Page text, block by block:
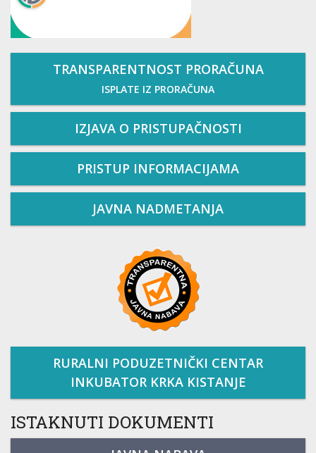
TRANSPARENTNOST PRORAČUNA
ISPLATE IZ PRORAČUNA
IZJAVA O PRISTUPAČNOSTI
PRISTUP INFORMACIJAMA
JAVNA NADMETANJA
RURALNI PODUZETNIČKI CENTAR
INKUBATOR KRKA KISTANJE
ISTAKNUTI DOKUMENTI